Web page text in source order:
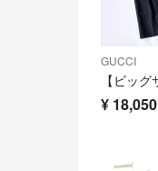
GUCCI
¥ 18,050